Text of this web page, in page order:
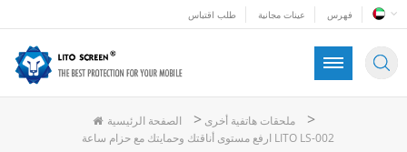
طلب اقتباس عينات مجانية فهرس
الصفحة الرئيسية > ملحقات هاتفية أخرى >
ارفع مستوى أناقتك وحمايتك مع حزام ساعة LITO LS-002